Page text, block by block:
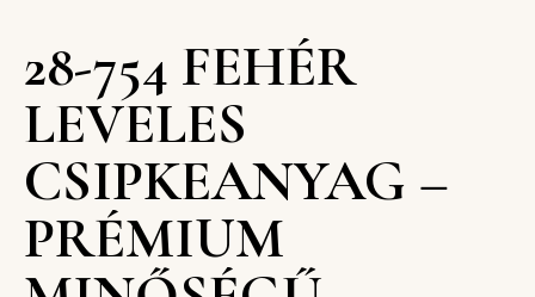
28-754 FEHÉR
LEVELES
CSIPKEANYAG –
PRÉMIUM